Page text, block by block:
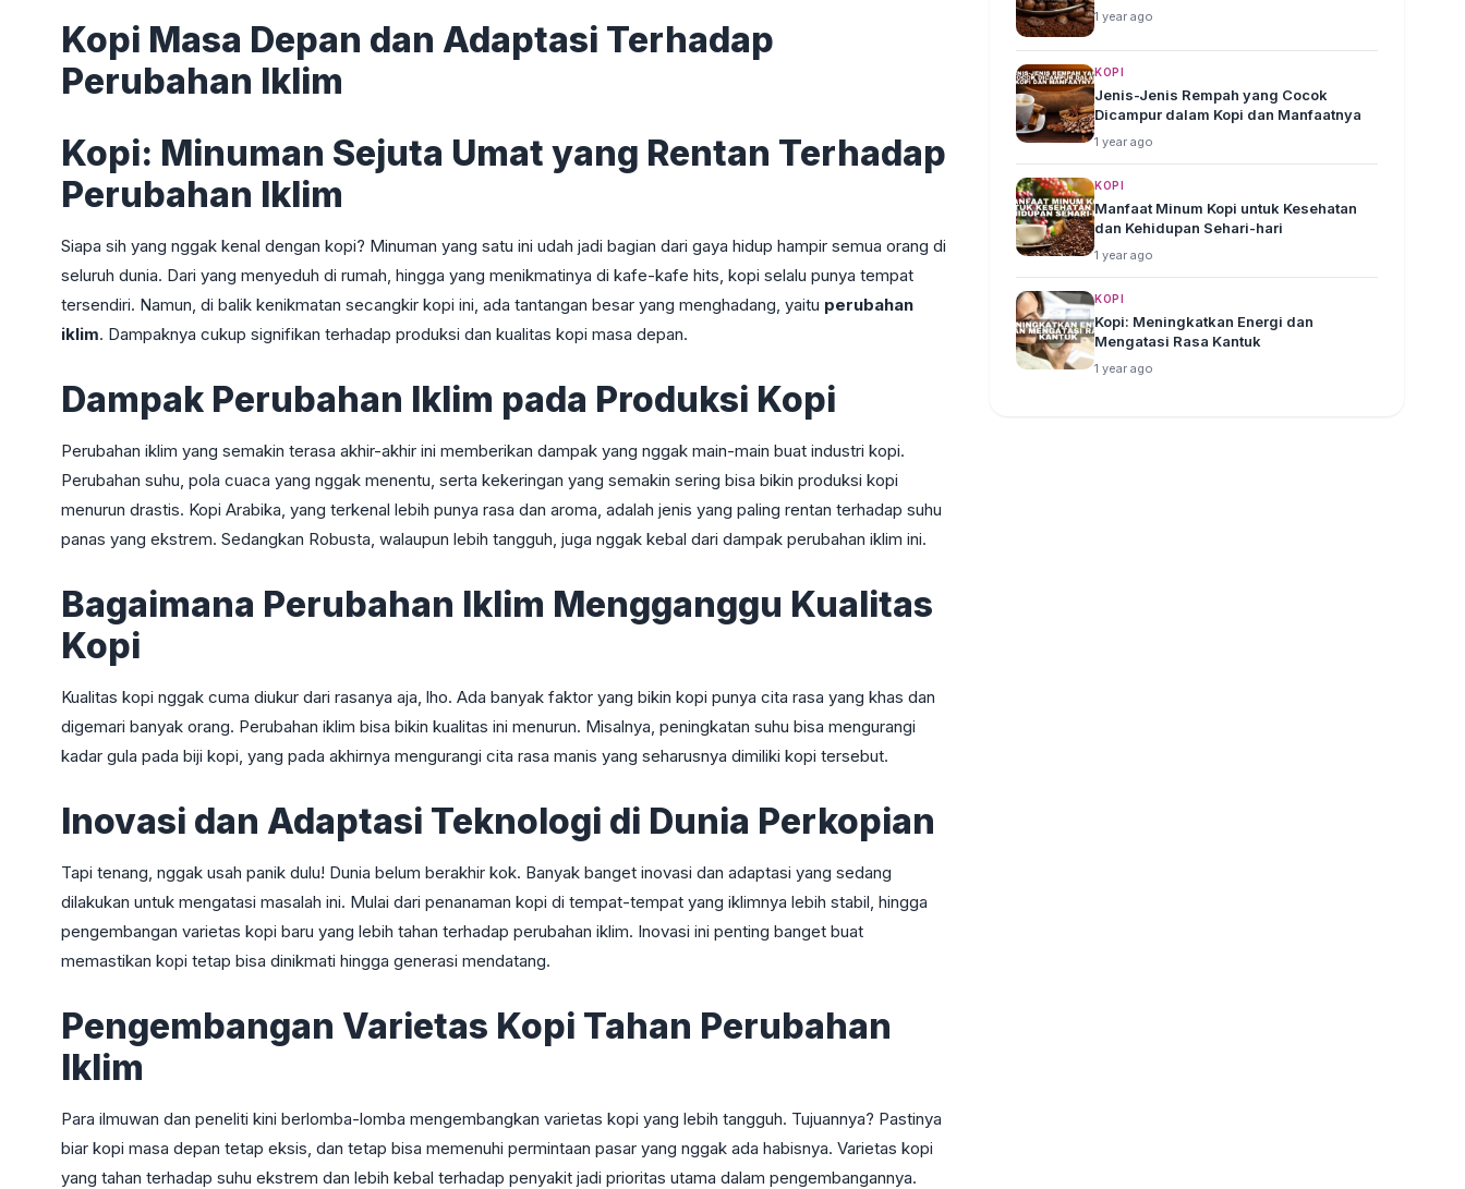
Kopi Masa Depan dan Adaptasi Terhadap
Perubahan Iklim
Kopi: Minuman Sejuta Umat yang Rentan Terhadap
Perubahan Iklim
Siapa sih yang nggak kenal dengan kopi? Minuman yang satu ini udah jadi bagian dari gaya hidup hampir semua orang di
seluruh dunia. Dari yang menyeduh di rumah, hingga yang menikmatinya di kafe-kafe hits, kopi selalu punya tempat
tersendiri. Namun, di balik kenikmatan secangkir kopi ini, ada tantangan besar yang menghadang, yaitu perubahan
iklim. Dampaknya cukup signifikan terhadap produksi dan kualitas kopi masa depan.
Dampak Perubahan Iklim pada Produksi Kopi
Perubahan iklim yang semakin terasa akhir-akhir ini memberikan dampak yang nggak main-main buat industri kopi.
Perubahan suhu, pola cuaca yang nggak menentu, serta kekeringan yang semakin sering bisa bikin produksi kopi
menurun drastis. Kopi Arabika, yang terkenal lebih punya rasa dan aroma, adalah jenis yang paling rentan terhadap suhu
panas yang ekstrem. Sedangkan Robusta, walaupun lebih tangguh, juga nggak kebal dari dampak perubahan iklim ini.
Bagaimana Perubahan Iklim Mengganggu Kualitas
Kopi
Kualitas kopi nggak cuma diukur dari rasanya aja, lho. Ada banyak faktor yang bikin kopi punya cita rasa yang khas dan
digemari banyak orang. Perubahan iklim bisa bikin kualitas ini menurun. Misalnya, peningkatan suhu bisa mengurangi
kadar gula pada biji kopi, yang pada akhirnya mengurangi cita rasa manis yang seharusnya dimiliki kopi tersebut.
Inovasi dan Adaptasi Teknologi di Dunia Perkopian
Tapi tenang, nggak usah panik dulu! Dunia belum berakhir kok. Banyak banget inovasi dan adaptasi yang sedang
dilakukan untuk mengatasi masalah ini. Mulai dari penanaman kopi di tempat-tempat yang iklimnya lebih stabil, hingga
pengembangan varietas kopi baru yang lebih tahan terhadap perubahan iklim. Inovasi ini penting banget buat
memastikan kopi tetap bisa dinikmati hingga generasi mendatang.
Pengembangan Varietas Kopi Tahan Perubahan
Iklim
Para ilmuwan dan peneliti kini berlomba-lomba mengembangkan varietas kopi yang lebih tangguh. Tujuannya? Pastinya
biar kopi masa depan tetap eksis, dan tetap bisa memenuhi permintaan pasar yang nggak ada habisnya. Varietas kopi
yang tahan terhadap suhu ekstrem dan lebih kebal terhadap penyakit jadi prioritas utama dalam pengembangannya.
1 year ago
KOPI
Jenis-Jenis Rempah yang Cocok
Dicampur dalam Kopi dan Manfaatnya
1 year ago
KOPI
Manfaat Minum Kopi untuk Kesehatan
dan Kehidupan Sehari-hari
1 year ago
KOPI
Kopi: Meningkatkan Energi dan
Mengatasi Rasa Kantuk
1 year ago